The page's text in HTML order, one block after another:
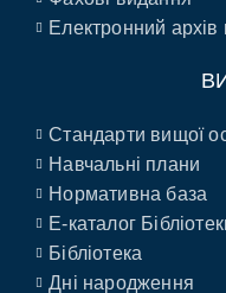
Електронний архів
Стандарти вищої
Навчальні плани
Нормативна база
E-каталог
Бібліотека
Дні народження